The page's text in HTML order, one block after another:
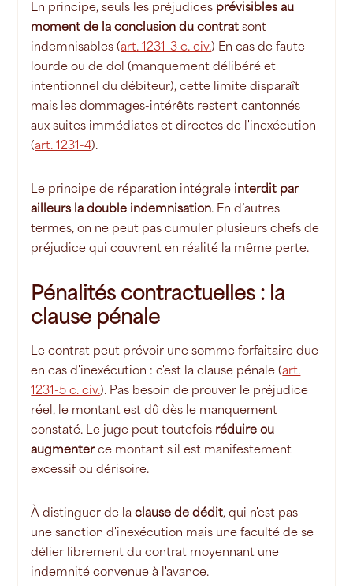
En principe, seuls les préjudices prévisibles au
moment de la conclusion du contrat sont
indemnisables (art. 1231-3 c. civ.) En cas de faute
lourde ou de dol (manquement délibéré et
intentionnel du débiteur), cette limite disparaît
mais les dommages-intérêts restent cantonnés
aux suites immédiates et directes de l'inexécution
(art. 1231-4).
Le principe de réparation intégrale interdit par
ailleurs la double indemnisation. En d’autres
termes, on ne peut pas cumuler plusieurs chefs de
préjudice qui couvrent en réalité la même perte.
Pénalités contractuelles : la
clause pénale
Le contrat peut prévoir une somme forfaitaire due
en cas d'inexécution : c'est la clause pénale (art.
1231-5 c. civ.). Pas besoin de prouver le préjudice
réel, le montant est dû dès le manquement
constaté. Le juge peut toutefois réduire ou
augmenterce montant s'il est manifestement
excessif ou dérisoire.
À distinguer de laclause de dédit, qui n'est pas
une sanction d'inexécution mais une faculté de se
délier librement du contrat moyennant une
indemnité convenue à l'avance.